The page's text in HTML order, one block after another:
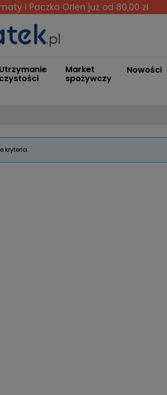
i Paczka Orlen już od 80,00 zł
Utrzymanie
czystości
Market
spożywczy
Nowości
kryteria.